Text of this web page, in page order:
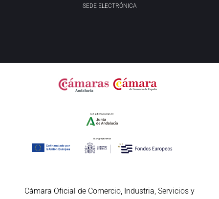
SEDE ELECTRÓNICA
Cámara Oficial de Comercio, Industria, Servicios y